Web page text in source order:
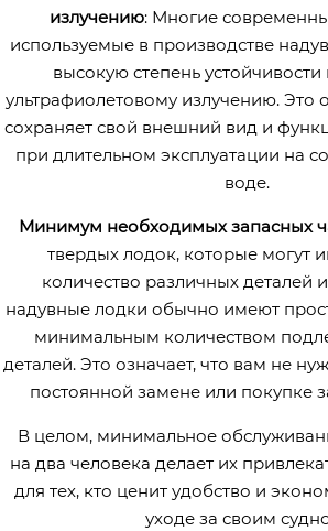
излучению: Многие
используемые в производстве
высокую степень
ультрафиолетовому излучению. Это
сохраняет свой внешний вид и
при длительном эксплуатации на
воде.
Минимум необходимых запасных
твердых лодок, которые могут
количество различных деталей
надувные лодки обычно имеют
минимальным количеством
деталей. Это означает, что вам не
постоянной замене или покупке
В целом, минимальное
на два человека делает их
для тех, кто ценит удобство и
уходе за своим